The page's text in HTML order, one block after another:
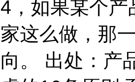
4，如果某个产
家这么做，那
向。 出处：产